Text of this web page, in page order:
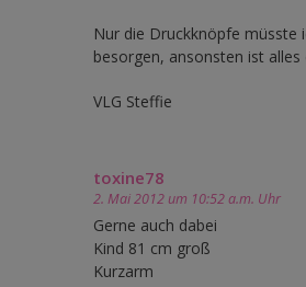
Nur die Druckknöpfe müsste
besorgen, ansonsten ist alles
VLG Steffie
toxine78
2. Mai 2012 um 10:52 a.m. Uhr
Gerne auch dabei
Kind 81 cm groß
Kurzarm